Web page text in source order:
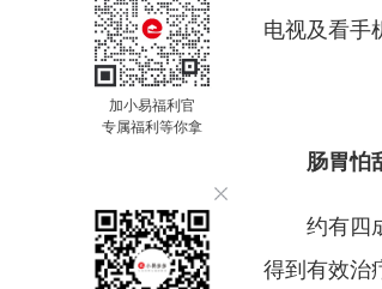
加小易福利官
专属福利等你拿
电视及看手
肠胃怕
约有四
得到有效治